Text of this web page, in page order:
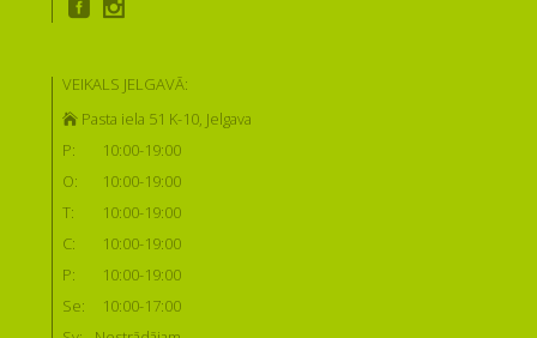
VEIKALS JELGAVĀ:
Pasta iela 51 K-10, Jelgava
P:
10:00-19:00
O:
10:00-19:00
T:
10:00-19:00
C:
10:00-19:00
P:
10:00-19:00
Se:
10:00-17:00